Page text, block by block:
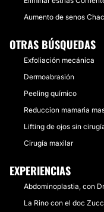
Aumento de senos
OTRAS BÚSQUEDAS
Exfoliación mecánica
Dermoabrasión
Peeling químico
Reduccion mamaria
Lifting de ojos sin
Cirugía maxilar
EXPERIENCIAS
Abdominoplastia, con
La Rino con el doc